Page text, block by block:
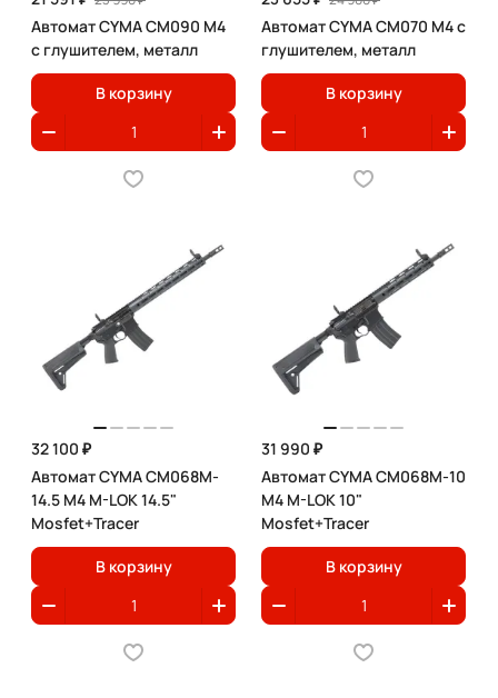
Автомат CYMA CM090 M4
с глушителем, металл
В корзину
Автомат CYMA CM070 M4 с
глушителем, металл
В корзину
32 100 ₽
Автомат CYMA CM068M-
14.5 M4 M-LOK 14.5"
Mosfet+Tracer
В корзину
31 990 ₽
Автомат CYMA CM068M-10
M4 M-LOK 10"
Mosfet+Tracer
В корзину